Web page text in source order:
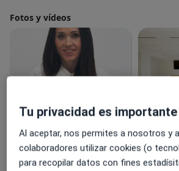
Fotos y vídeos
Ver galería (2)
Destacados
Tu privacidad es importante
Al aceptar, nos permites a nosotros y
colaboradores utilizar cookies (o
para recopilar datos con fines